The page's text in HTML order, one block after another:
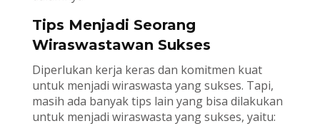
Tips Menjadi Seorang
Wiraswastawan Sukses
Diperlukan kerja keras dan komitmen kuat
untuk menjadi wiraswasta yang sukses. Tapi,
masih ada banyak tips lain yang bisa dilakukan
untuk menjadi wiraswasta yang sukses, yaitu: